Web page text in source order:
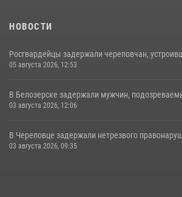
НОВОСТИ
Росгвардейцы задержали череповчан,
05 августа 2026, 12:53
В Белозерске задержали мужчин,
03 августа 2026, 12:06
В Череповце задержали нетрезвого
03 августа 2026, 09:35